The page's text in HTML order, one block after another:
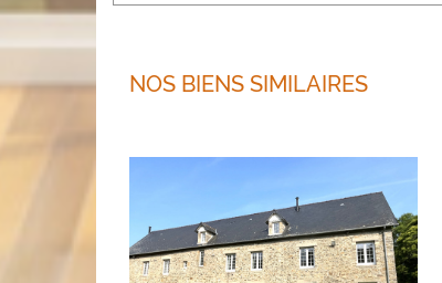
NOS BIENS SIMILAIRES